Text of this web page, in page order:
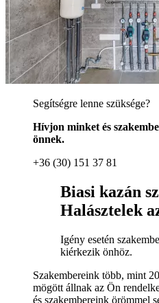
Segítségre lenne szüksége?
Hívjon minket és
önnek.
+36 (30) 151 37 81
Biasi kazán
Halásztelek
Igény esetén
kiérkezik önhöz.
Szakembereink több, mint
mögött állnak az Ön
és szakembereink örömmel